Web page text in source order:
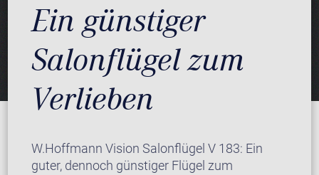
Ein günstiger
Salonflügel zum
Verlieben
W.Hoffmann Vision Salonflügel V 183: Ein
guter, dennoch günstiger Flügel zum